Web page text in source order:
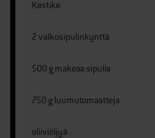
Kastike
2 valkosipulinkynttä
500 g makeaa sipulia
750 g luumutomaatteja
oliiviöljyä